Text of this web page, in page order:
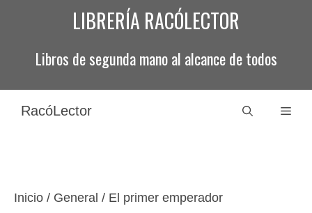
LIBRERÍA RACÓLECTOR
Libros de segunda mano al alcance de todos
RacóLector
Inicio / General / El primer emperador